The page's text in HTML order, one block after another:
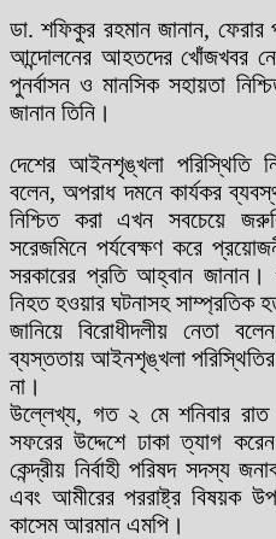
ডা. শফিকুর রহমান জানান, ফেরার
আন্দোলনের আহতদের খোঁজখবর
পুনর্বাসন ও মানসিক সহায়তা
জানান তিনি।
দেশের আইনশৃঙ্খলা পরিস্থিতি
বলেন, অপরাধ দমনে কার্যকর
নিশ্চিত করা এখন সবচেয়ে
সরেজমিনে পর্যবেক্ষণ করে
সরকারের প্রতি আহ্বান জানান।
নিহত হওয়ার ঘটনাসহ সাম্প্রতিক
জানিয়ে বিরোধীদলীয় নেতা
ব্যস্ততায় আইনশৃঙ্খলা পরিস্থিতির
না।
উল্লেখ্য, গত ২ মে শনিবার রাত
সফরের উদ্দেশে ঢাকা ত্যাগ
কেন্দ্রীয় নির্বাহী পরিষদ সদস্য
এবং আমীরের পররাষ্ট্র বিষয়ক
কাসেম আরমান এমপি।